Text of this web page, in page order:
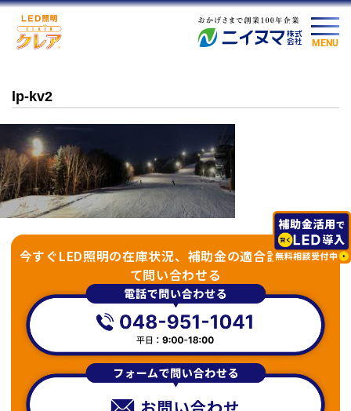
MENU
lp-kv2
今すぐLED照明の在庫状況、補助金の適合診断につい
て問い合わせる